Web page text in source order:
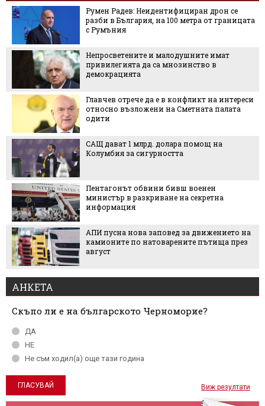
Румен Радев: Неидентифициран дрон се
разби в България, на 100 метра от границата
с Румъния
Непросветените и малодушните имат
привилегията да са мнозинство в
демокрацията
Главчев отрече да е в конфликт на интереси
относно възложени на Сметната палата
одити
САЩ дават 1 млрд. долара помощ на
Колумбия за сигурността
Пентагонът обвини бивш военен
министър в разкриване на секретна
информация
АПИ пусна нова заповед за движението на
камионите по натоварените пътища през
август
АНКЕТА
Скъпо ли е на българското Черноморие?
ДА
НЕ
Не съм ходил(а) още тази година
Виж резултати